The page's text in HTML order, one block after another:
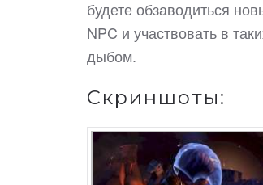
будете обзаводиться
NPC и участвовать в
дыбом.
Скриншоты: